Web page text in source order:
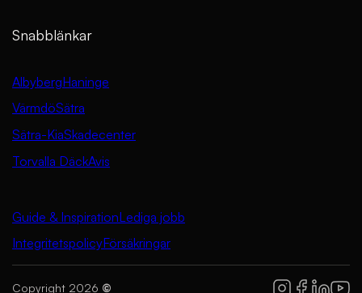
Snabblänkar
AlbybergHaninge
VärmdöSätra
Sätra-KiaSkadecenter
Torvalla DäckAvis
Guide & InspirationLediga jobb
IntegritetspolicyFörsäkringar
Copyright 2026 ©